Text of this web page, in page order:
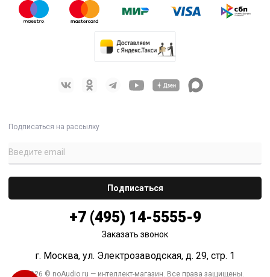
Подписаться на рассылку
+7 (495) 14-5555-9
Заказать звонок
г. Москва, ул. Электрозаводская, д. 29, стр. 1
2026 © noAudio.ru — интеллект-магазин. Все права защищены.